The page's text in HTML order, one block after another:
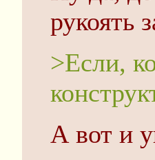
рукоять
>Если,
А вот и